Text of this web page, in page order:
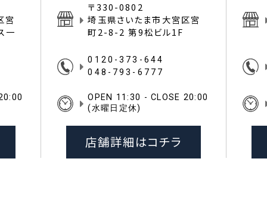
宮
一
〒330-0802
埼玉県さいたま市大宮区宮
町2-8-2 第9松ビル1F
0120-373-644
048-793-6777
OPEN 11:30 - CLOSE 20:00
(水曜日定休)
店舗詳細はコチラ